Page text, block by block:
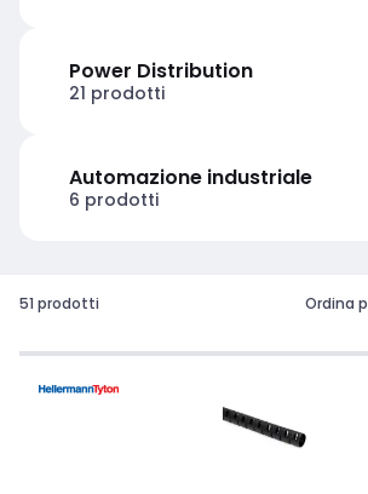
Power Distribution
21 prodotti
Automazione industriale
6 prodotti
51 prodotti Ordina